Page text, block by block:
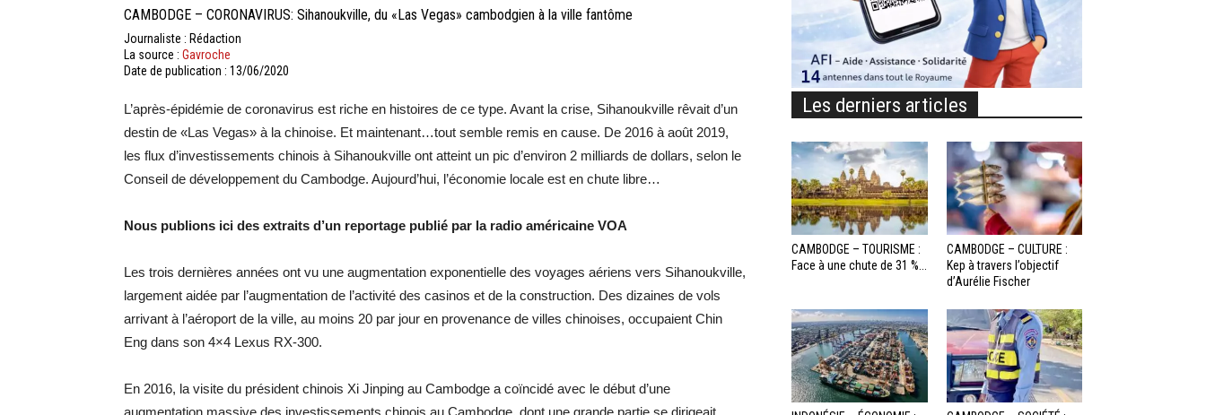
CAMBODGE – CORONAVIRUS: Sihanoukville, du «Las Vegas» cambodgien à la ville fantôme
Journaliste : Rédaction
La source : Gavroche
Date de publication : 13/06/2020
L’après-épidémie de coronavirus est riche en histoires de ce type. Avant la crise, Sihanoukville rêvait d’un
destin de «Las Vegas» à la chinoise. Et maintenant…tout semble remis en cause. De 2016 à août 2019,
les flux d’investissements chinois à Sihanoukville ont atteint un pic d’environ 2 milliards de dollars, selon le
Conseil de développement du Cambodge. Aujourd’hui, l’économie locale est en chute libre…
Nous publions ici des extraits d’un reportage publié par la radio américaine VOA
Les trois dernières années ont vu une augmentation exponentielle des voyages aériens vers Sihanoukville,
largement aidée par l’augmentation de l’activité des casinos et de la construction. Des dizaines de vols
arrivant à l’aéroport de la ville, au moins 20 par jour en provenance de villes chinoises, occupaient Chin
Eng dans son 4×4 Lexus RX-300.
En 2016, la visite du président chinois Xi Jinping au Cambodge a coïncidé avec le début d’une
augmentation massive des investissements chinois au Cambodge, dont une grande partie se dirigeait
Les derniers articles
CAMBODGE – TOURISME :
Face à une chute de 31 %...
CAMBODGE – CULTURE :
Kep à travers l’objectif
d’Aurélie Fischer